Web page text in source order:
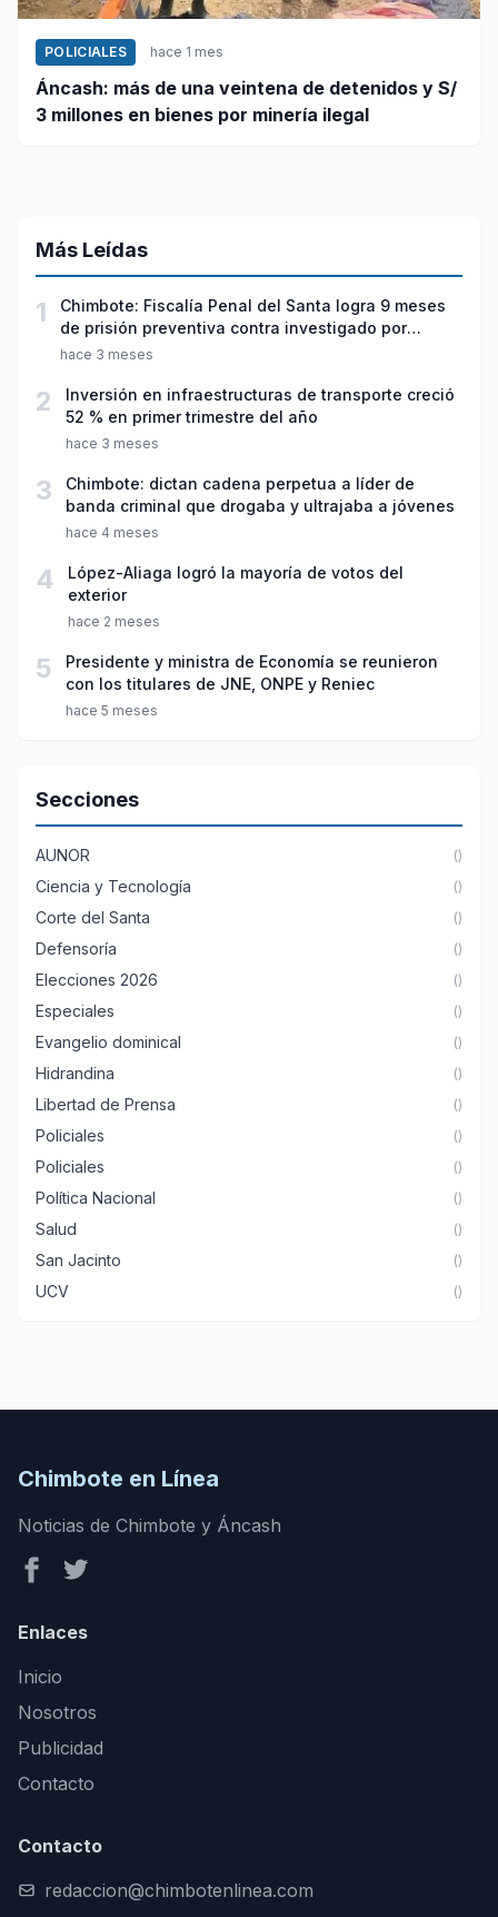
POLICIALES hace 1 mes
Áncash: más de una veintena de detenidos y S/
3 millones en bienes por minería ilegal
Más Leídas
1
Chimbote: Fiscalía Penal del Santa logra 9 meses
de prisión preventiva contra investigado por
violación sexual y tentativa de feminicidio
hace 3 meses
2
Inversión en infraestructuras de transporte creció
52 % en primer trimestre del año
hace 3 meses
3
Chimbote: dictan cadena perpetua a líder de
banda criminal que drogaba y ultrajaba a jóvenes
hace 4 meses
4
López-Aliaga logró la mayoría de votos del
exterior
hace 2 meses
5
Presidente y ministra de Economía se reunieron
con los titulares de JNE, ONPE y Reniec
hace 5 meses
Secciones
AUNOR ()
Ciencia y Tecnología ()
Corte del Santa ()
Defensoría ()
Elecciones 2026 ()
Especiales ()
Evangelio dominical ()
Hidrandina ()
Libertad de Prensa ()
Policiales ()
Policiales ()
Política Nacional ()
Salud ()
San Jacinto ()
UCV ()
Chimbote en Línea
Noticias de Chimbote y Áncash
Enlaces
Inicio
Nosotros
Publicidad
Contacto
Contacto
redaccion@chimbotenlinea.com